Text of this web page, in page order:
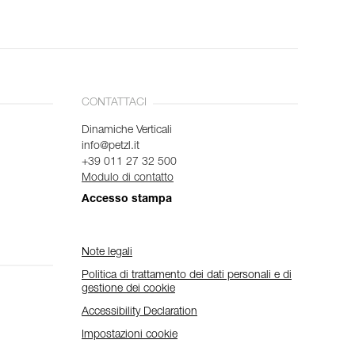
CONTATTACI
Dinamiche Verticali
info@petzl.it
+39 011 27 32 500
Modulo di contatto
Accesso stampa
Note legali
Politica di trattamento dei dati personali e di
gestione dei cookie
Accessibility Declaration
Impostazioni cookie